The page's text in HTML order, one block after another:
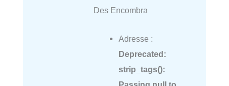
Des Encombra
Adresse :
Deprecated:
strip_tags():